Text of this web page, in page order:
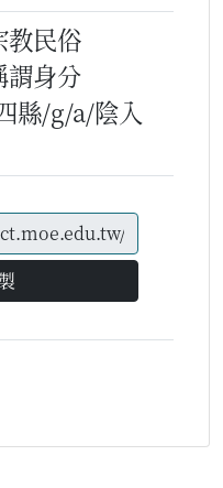
教民俗
謂身分
縣/g/a/陰入